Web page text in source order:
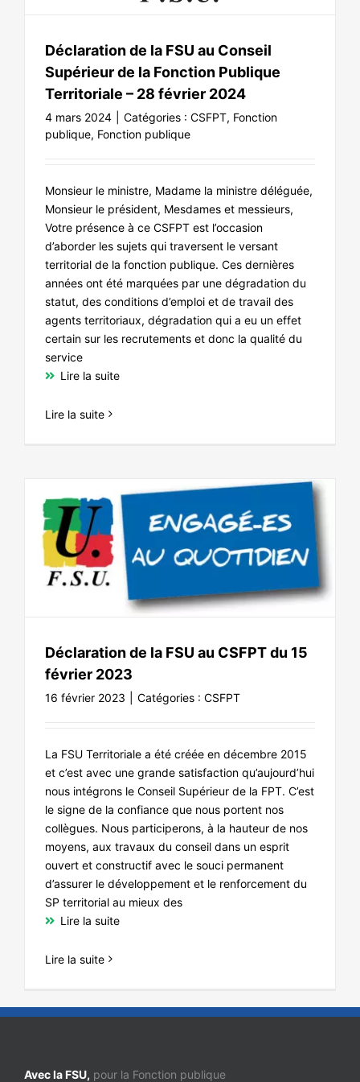
NOS ACTIONS
Déclaration de la FSU au Conseil
Supérieur de la Fonction Publique
Territoriale – 28 février 2024
4 mars 2024 Catégories : CSFPT, Fonction
publique, Fonction publique
Monsieur le ministre, Madame la ministre déléguée,
Monsieur le président, Mesdames et messieurs,
Votre présence à ce CSFPT est l’occasion
d’aborder les sujets qui traversent le versant
territorial de la fonction publique. Ces dernières
années ont été marquées par une dégradation du
statut, des conditions d’emploi et de travail des
agents territoriaux, dégradation qui a eu un effet
certain sur les recrutements et donc la qualité du
service
Lire la suite
Lire la suite
Déclaration de la FSU au CSFPT du 15
février 2023
16 février 2023 Catégories : CSFPT
La FSU Territoriale a été créée en décembre 2015
et c’est avec une grande satisfaction qu’aujourd’hui
nous intégrons le Conseil Supérieur de la FPT. C’est
le signe de la confiance que nous portent nos
collègues. Nous participerons, à la hauteur de nos
moyens, aux travaux du conseil dans un esprit
ouvert et constructif avec le souci permanent
d’assurer le développement et le renforcement du
SP territorial au mieux des
Lire la suite
Lire la suite
Avec la FSU, pour la Fonction publique